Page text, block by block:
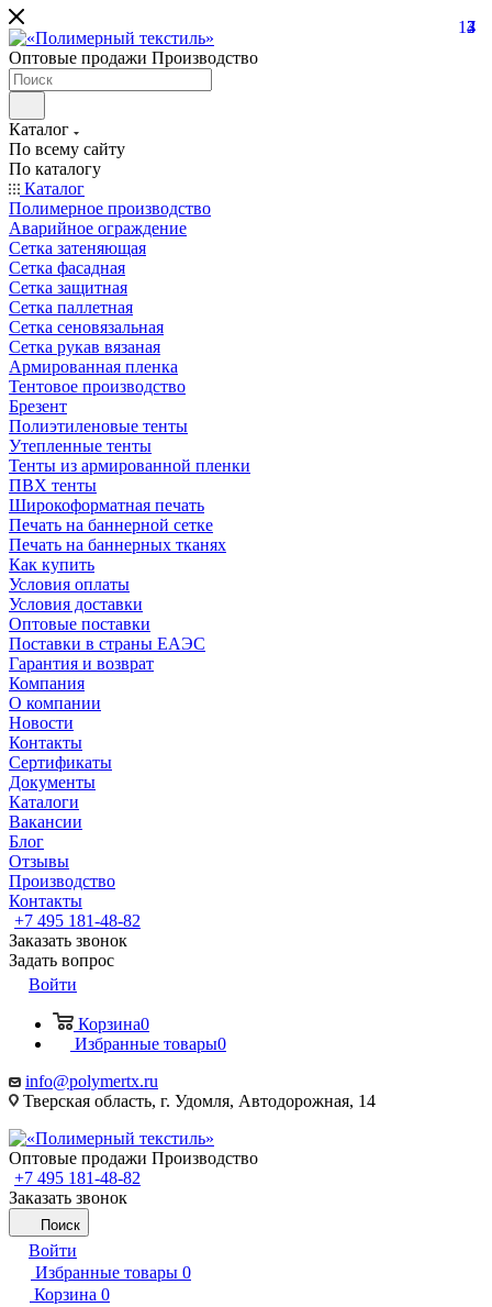
Оптовые продажи Производство
Каталог
По всему сайту
По каталогу
Каталог
Полимерное производство
Аварийное ограждение
Сетка затеняющая
Сетка фасадная
Сетка защитная
Сетка паллетная
Сетка сеновязальная
Сетка рукав вязаная
Армированная пленка
Тентовое производство
Брезент
Полиэтиленовые тенты
Утепленные тенты
Тенты из армированной пленки
ПВХ тенты
Широкоформатная печать
Печать на баннерной сетке
Печать на баннерных тканях
Как купить
Условия оплаты
Условия доставки
Оптовые поставки
Поставки в страны ЕАЭС
Гарантия и возврат
Компания
О компании
Новости
Контакты
Сертификаты
Документы
Каталоги
Вакансии
Блог
Отзывы
Производство
Контакты
+7 495 181-48-82
Заказать звонок
Задать вопрос
Войти
Корзина0
Избранные товары0
info@polymertx.ru
Тверская область, г. Удомля, Автодорожная, 14
Оптовые продажи Производство
+7 495 181-48-82
Заказать звонок
Поиск
Войти
Избранные товары 0
Корзина 0
3
3
14
7